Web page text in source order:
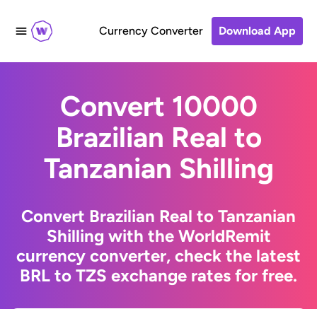
Currency Converter Download App
Convert 10000
Brazilian Real to
Tanzanian Shilling
Convert Brazilian Real to Tanzanian
Shilling with the WorldRemit
currency converter, check the latest
BRL to TZS exchange rates for free.